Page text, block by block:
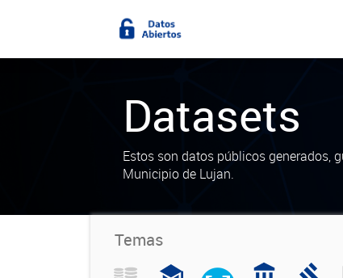
Datasets
Estos son datos públicos generados,
Municipio de Lujan.
Temas